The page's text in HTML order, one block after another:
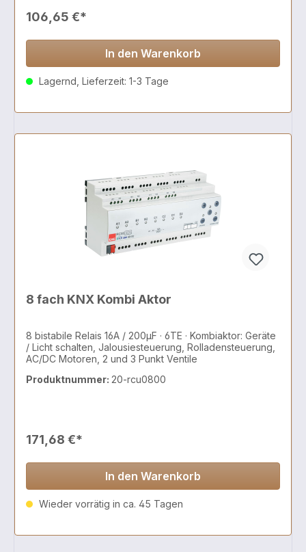
106,65 €*
In den Warenkorb
Lagernd, Lieferzeit: 1-3 Tage
8 fach KNX Kombi Aktor
8 bistabile Relais 16A / 200µF · 6TE · Kombiaktor: Geräte
/ Licht schalten, Jalousiesteuerung, Rolladensteuerung,
AC/DC Motoren, 2 und 3 Punkt Ventile
Produktnummer: 20-rcu0800
171,68 €*
In den Warenkorb
Wieder vorrätig in ca. 45 Tagen